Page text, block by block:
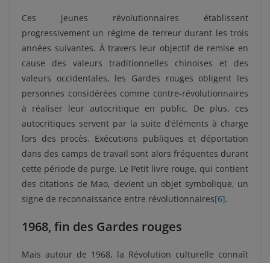
Ces jeunes révolutionnaires établissent
progressivement un régime de terreur durant les trois
années suivantes. À travers leur objectif de remise en
cause des valeurs traditionnelles chinoises et des
valeurs occidentales, les Gardes rouges obligent les
personnes considérées comme contre-révolutionnaires
à réaliser leur autocritique en public. De plus, ces
autocritiques servent par la suite d’éléments à charge
lors des procès. Exécutions publiques et déportation
dans des camps de travail sont alors fréquentes durant
cette période de purge. Le Petit livre rouge, qui contient
des citations de Mao, devient un objet symbolique, un
signe de reconnaissance entre révolutionnaires[6].
1968, fin des Gardes rouges
Mais autour de 1968, la Révolution culturelle connaît